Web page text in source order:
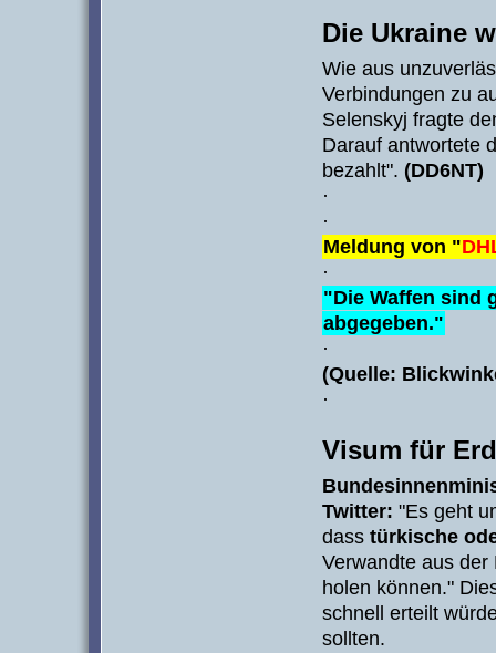
Die Ukraine
Wie aus
Verbindungen zu
Selenskyj fragte
Darauf antwortete
bezahlt". (DD6NT)
·
·
Meldung von "
·
"Die Waffen sind
abgegeben."
·
(Quelle:
·
Visum für
Twitter: "Es geht
dass türkische
Verwandte aus
holen können."
schnell erteilt
sollten.